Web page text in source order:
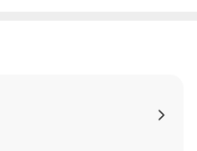
조금씩 돌려주자